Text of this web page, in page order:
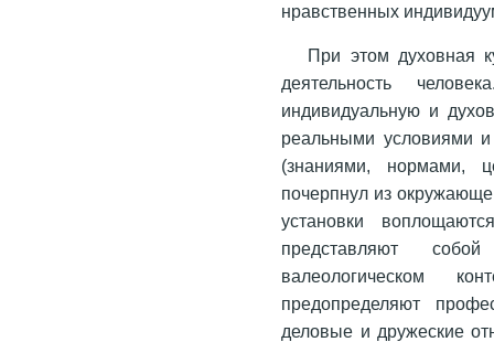
нравственных
При этом духовная
деятельность
индивидуальную и
реальными условиями и
(знаниями, нормами,
почерпнул из
установки
представляют
валеологическом
предопределяют
деловые и дружеские